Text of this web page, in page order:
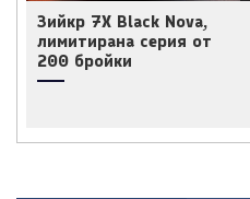
Зийкр 7X Black Nova,
лимитирана серия от
200 бройки